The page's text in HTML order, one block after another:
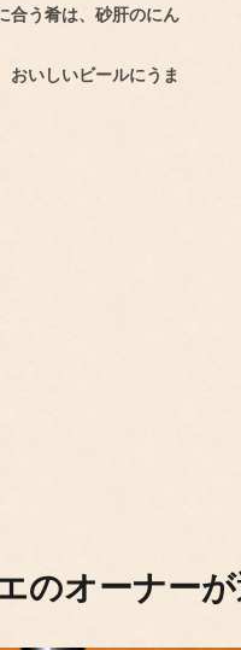
合う肴は、砂肝のにん
おいしいビールにうま
のオーナー